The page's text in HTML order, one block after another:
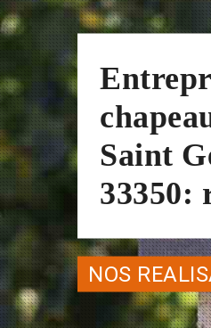
Saint
33350:
NOS